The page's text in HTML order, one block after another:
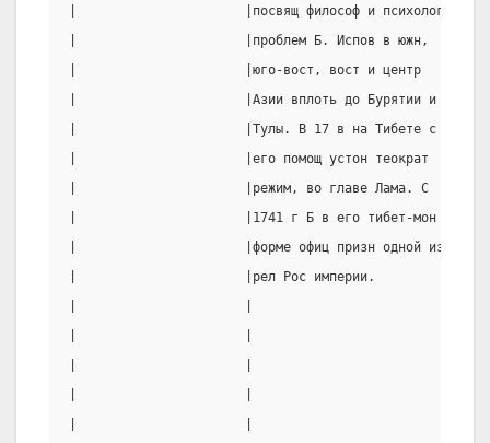
|                      |посвящ философ и
|                      |проблем Б. Испов в южн,  |5-о
|                      |юго-вост, вост и центр
|                      |Азии вплоть до Бурятии и
|                      |Тулы. В 17 в на Тибете с
|                      |его помощ устон теократ
|                      |режим, во главе Лама. С
|                      |1741 г Б в его тибет-мон
|                      |форме офиц призн одной
|                      |рел Рос империи.         |Х